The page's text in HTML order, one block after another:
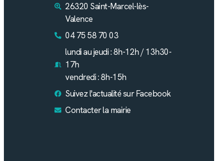
26320 Saint-Marcel-lès-
Valence
04 75 58 70 03
lundi au jeudi : 8h-12h / 13h30-
17h
vendredi : 8h-15h
Suivez l'actualité sur Facebook
Contacter la mairie